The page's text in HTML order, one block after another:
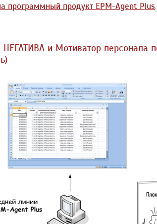
программный продукт EPM-Agent Plus.
НЕГАТИВА и Мотиватор персонала